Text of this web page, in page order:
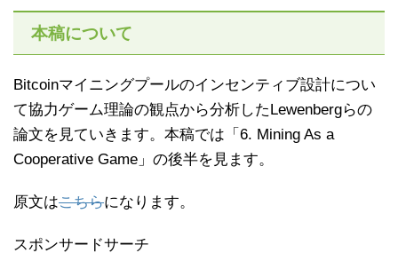
本稿について
Bitcoinマイニングプールのインセンティブ設計につい
て協力ゲーム理論の観点から分析したLewenbergらの
論文を見ていきます。本稿では「6. Mining As a
Cooperative Game」の後半を見ます。
原文はこちらになります。
スポンサードサーチ